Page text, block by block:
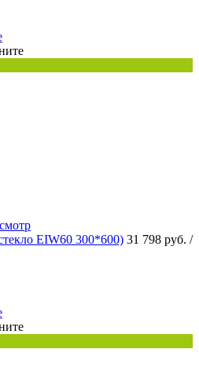
EIW60 300*600) 31 798 руб. /